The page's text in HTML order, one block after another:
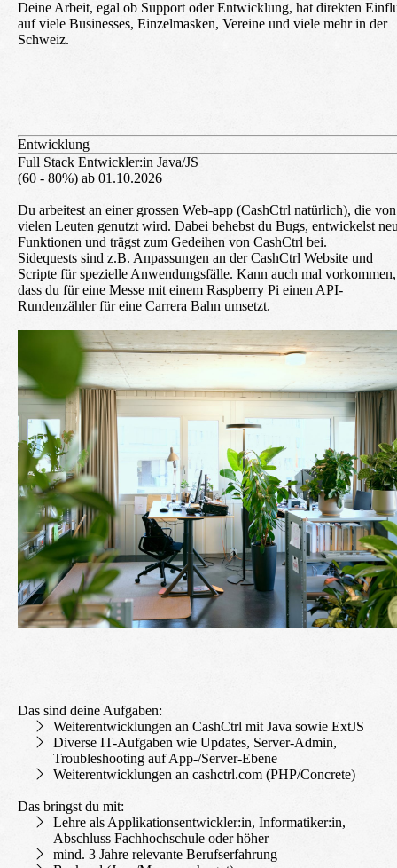
Deine Arbeit, egal ob Support oder Entwicklung, hat direkten
auf viele Businesses, Einzelmasken, Vereine und viele mehr in der
Schweiz.
Entwicklung
Full Stack Entwickler:in Java/JS
(60 - 80%) ab 01.10.2026
Du arbeitest an einer grossen Web-app (CashCtrl natürlich), die von
vielen Leuten genutzt wird. Dabei behebst du Bugs, entwickelst
Funktionen und trägst zum Gedeihen von CashCtrl bei.
Sidequests sind z.B. Anpassungen an der CashCtrl Website und
Scripte für spezielle Anwendungsfälle. Kann auch mal vorkommen,
dass du für eine Messe mit einem Raspberry Pi einen API-
Rundenzähler für eine Carrera Bahn umsetzt.
Das sind deine Aufgaben:
Weiterentwicklungen an CashCtrl mit Java sowie ExtJS
Diverse IT-Aufgaben wie Updates, Server-Admin,
Troubleshooting auf App-/Server-Ebene
Weiterentwicklungen an cashctrl.com (PHP/Concrete)
Das bringst du mit:
Lehre als Applikationsentwickler:in, Informatiker:in,
Abschluss Fachhochschule oder höher
mind. 3 Jahre relevante Berufserfahrung